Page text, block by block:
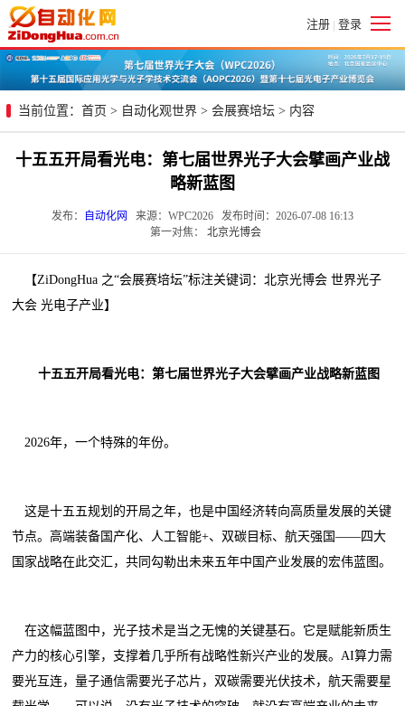
注册 | 登录
当前位置： 首页 > 自动化观世界 > 会展赛培坛 > 内容
十五五开局看光电：第七届世界光子大会擘画产业战
略新蓝图
发布： 自动化网
来源：WPC2026 发布时间：2026-07-08 16:13
第一对焦： 北京光博会
【ZiDongHua 之“会展赛培坛”标注关键词：北京光博会 世界光子
大会 光电子产业】
十五五开局看光电：第七届世界光子大会擘画产业战略新蓝图
2026年，一个特殊的年份。
这是十五五规划的开局之年，也是中国经济转向高质量发展的关键
节点。高端装备国产化、人工智能+、双碳目标、航天强国——四大
国家战略在此交汇，共同勾勒出未来五年中国产业发展的宏伟蓝图。
在这幅蓝图中，光子技术是当之无愧的关键基石。它是赋能新质生
产力的核心引擎，支撑着几乎所有战略性新兴产业的发展。AI算力需
要光互连，量子通信需要光子芯片，双碳需要光伏技术，航天需要星